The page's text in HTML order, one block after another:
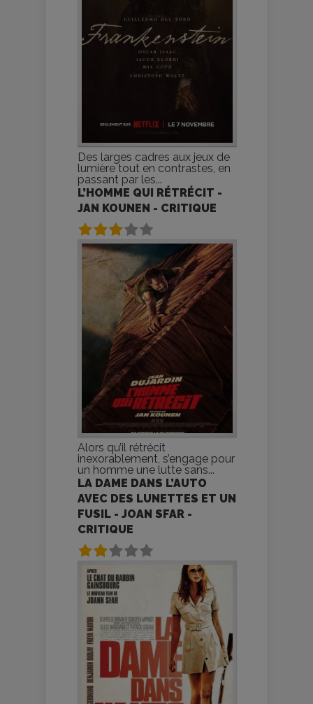
Des larges cadres aux jeux de
lumière tout en contrastes, en
passant par les...
L’HOMME QUI RÉTRÉCIT -
JAN KOUNEN - CRITIQUE
Alors qu’il rétrécit
inexorablement, s’engage pour
un homme une lutte sans...
LA DAME DANS L’AUTO
AVEC DES LUNETTES ET UN
FUSIL - JOAN SFAR -
CRITIQUE